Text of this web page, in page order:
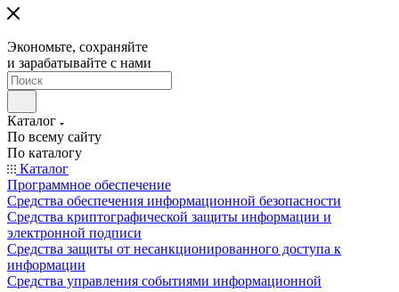
Экономьте, сохраняйте
и зарабатывайте с нами
Каталог
По всему сайту
По каталогу
Каталог
Программное обеспечение
Средства обеспечения информационной безопасности
Средства криптографической защиты информации и
электронной подписи
Средства защиты от несанкционированного доступа к
информации
Средства управления событиями информационной